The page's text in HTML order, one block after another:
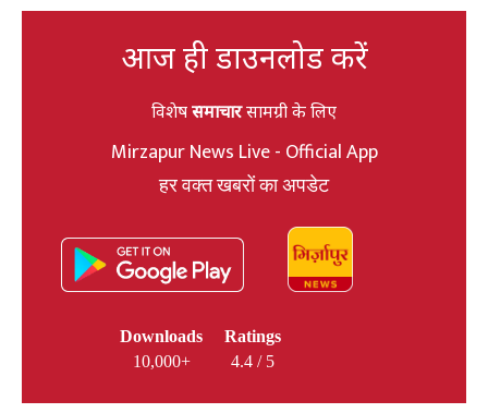
आज ही डाउनलोड करें
विशेषसमाचारसामग्री के लिए
Mirzapur News Live - Official App
हर वक्त खबरों का अपडेट
Downloads
10,000+
Ratings
4.4 / 5